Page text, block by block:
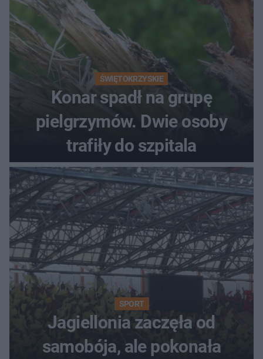
ŚWIĘTOKRZYSKIE
Konar spadł na grupę
pielgrzymów. Dwie osoby
trafiły do szpitala
SPORT
Jagiellonia zaczęła od
samobója, ale pokonała